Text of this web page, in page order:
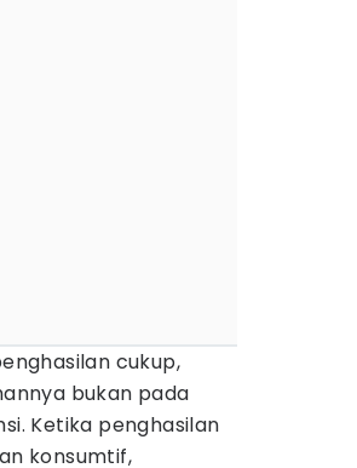
cukup,
bukan pada
Ketika penghasilan
konsumtif,